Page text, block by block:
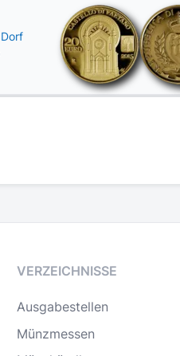
VERZEICHNISSE
Ausgabestellen
Münzmessen